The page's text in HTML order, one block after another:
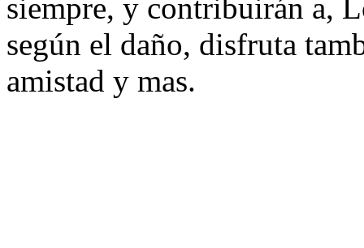
siempre, y contribuirán a,
según el daño, disfruta
amistad y mas.